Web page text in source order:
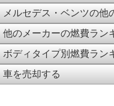
メルセデス・ベンツの他
他のメーカーの燃費ラン
ボディタイプ別燃費ラン
車を売却する